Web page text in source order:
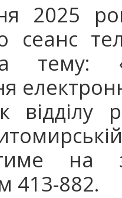
2025
сеанс
тему:
відділу
413-882.